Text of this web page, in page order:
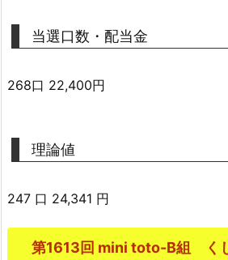
当選口数・配当金
268口 22,400円
理論値
247 口 24,341 円
第1613回 mini toto-B組 く